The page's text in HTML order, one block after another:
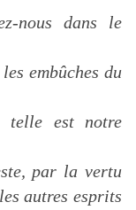
nous dans le
embûches du
telle est notre
par la vertu
autres esprits